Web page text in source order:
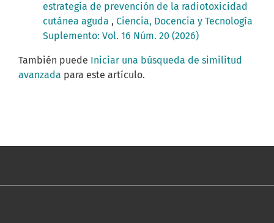
estrategia de prevención de la radiotoxicidad
cutánea aguda , Ciencia, Docencia y Tecnología
Suplemento: Vol. 16 Núm. 20 (2026)
También puede Iniciar una búsqueda de similitud
avanzada para este artículo.